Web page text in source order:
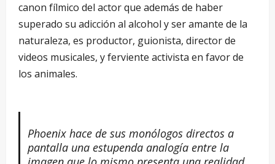
canon fílmico del actor que además de haber
superado su adicción al alcohol y ser amante de la
naturaleza, es productor, guionista, director de
videos musicales, y ferviente activista en favor de
los animales.
Phoenix hace de sus monólogos directos a
pantalla una estupenda analogía entre la